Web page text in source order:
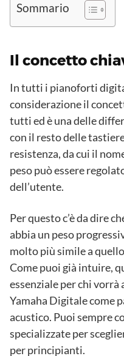
Sommario
Il concetto
In tutti i pianoforti
considerazione il
tutti ed è una delle
con il resto delle
resistenza, da cui il
peso può essere
dell’utente.
Per questo c’è da dire
abbia un peso
molto più simile a
Come puoi già intuire,
essenziale per chi
Yamaha Digitale come
acustico. Puoi sempre
specializzate per
per principianti.